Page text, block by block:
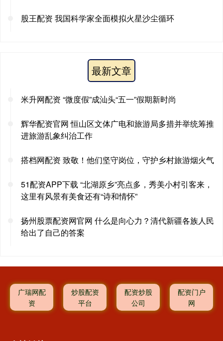
股王配资 我国科学家全面模拟火星沙尘循环
最新文章
米升网配资 “微度假”成汕头“五一”假期新时尚
辉华配资官网 恒山区文体广电和旅游局多措并举统筹推
进旅游乱象纠治工作
搭档网配资 致敬！他们坚守岗位，守护乡村旅游烟火气
51配资APP下载 “北湖原乡”亮点多，秀美小村引客来，
这里有风景有美食还有“诗和情怀”
扬州股票配资网官网 什么是向心力？清代新疆各族人民
给出了自己的答案
广瑞网配
资
炒股配资
平台
配资炒股
公司
配资门户
网